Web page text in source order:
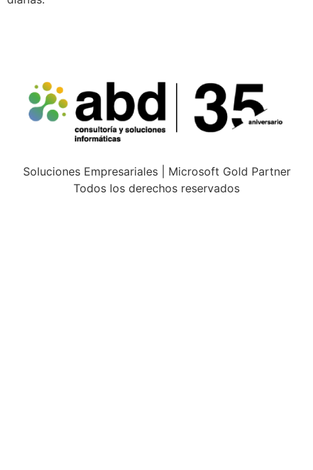
Soluciones Empresariales | Microsoft Gold Partner
Todos los derechos reservados